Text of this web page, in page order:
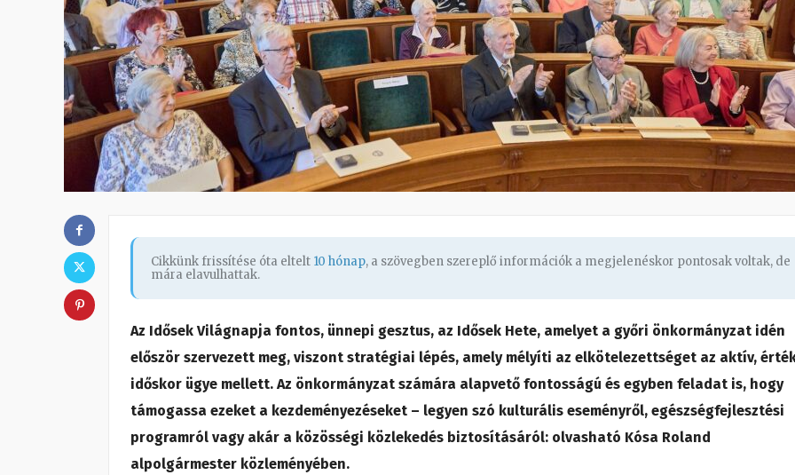
Cikkünk frissítése óta eltelt 10 hónap, a szövegben szereplő információk a megjelenéskor pontosak voltak, de
mára elavulhattak.
Az Idősek Világnapja fontos, ünnepi gesztus, az Idősek Hete, amelyet a győri önkormányzat idén
először szervezett meg, viszont stratégiai lépés, amely mélyíti az elkötelezettséget az aktív,
időskor ügye mellett. Az önkormányzat számára alapvető fontosságú és egyben feladat is, hogy
támogassa ezeket a kezdeményezéseket – legyen szó kulturális eseményről, egészségfejlesztési
programról vagy akár a közösségi közlekedés biztosításáról: olvasható Kósa Roland
alpolgármester közleményében.